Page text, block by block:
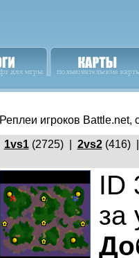
Реплеи игроков Battle.net,
1vs1(2725) | 2vs2(416)
ID
за